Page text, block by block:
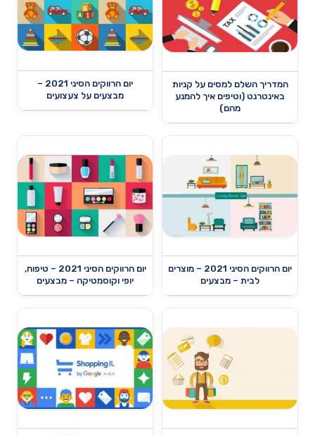
המדריך השלם למסים על קניות
באינטרנט (וטיפים איך להמנע
מהם)
יום הרווקים הסיני 2021 –
מבצעים על צעצועים
יום הרווקים הסיני 2021 – מוצרים
לבית – מבצעים
יום הרווקים הסיני 2021 – טיפוח,
יופי וקוסמטיקה – מבצעים